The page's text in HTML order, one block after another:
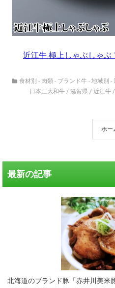
近江牛 極上しゃぶしゃ
食材別 - 肉類 - ブランド牛 - 地域別 -
日本三大和牛 / 滋賀県 / 近江牛 /
ホー
最新の記事
北海道のブランド豚「赤井川美米